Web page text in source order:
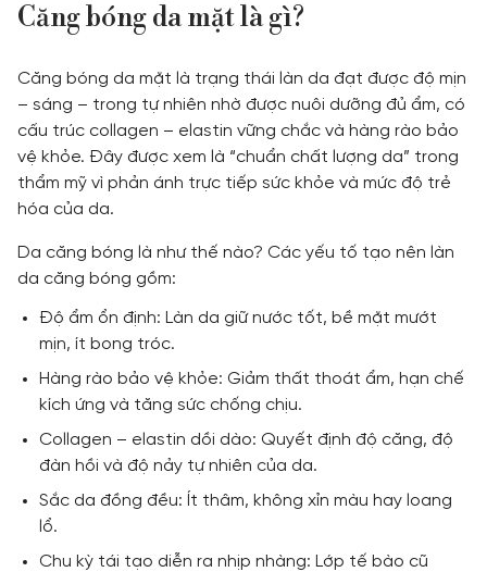
Căng bóng da mặt là gì?
Căng bóng da mặt là trạng thái làn da đạt được độ mịn
– sáng – trong tự nhiên nhờ được nuôi dưỡng đủ ẩm, có
cấu trúc collagen – elastin vững chắc và hàng rào bảo
vệ khỏe. Đây được xem là “chuẩn chất lượng da” trong
thẩm mỹ vì phản ánh trực tiếp sức khỏe và mức độ trẻ
hóa của da.
Da căng bóng là như thế nào? Các yếu tố tạo nên làn
da căng bóng gồm:
Độ ẩm ổn định: Làn da giữ nước tốt, bề mặt mướt
mịn, ít bong tróc.
Hàng rào bảo vệ khỏe: Giảm thất thoát ẩm, hạn chế
kích ứng và tăng sức chống chịu.
Collagen – elastin dồi dào: Quyết định độ căng, độ
đàn hồi và độ nảy tự nhiên của da.
Sắc da đồng đều: Ít thâm, không xỉn màu hay loang
lổ.
Chu kỳ tái tạo diễn ra nhịp nhàng: Lớp tế bào cũ